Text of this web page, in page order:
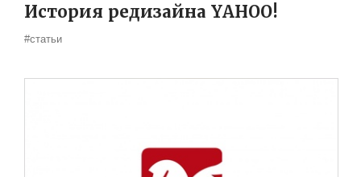
История редизайна YAHOO!
#статьи